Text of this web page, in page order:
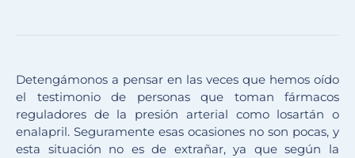
Detengámonos a pensar en las veces que hemos oído
el testimonio de personas que toman fármacos
reguladores de la presión arterial como losartán o
enalapril. Seguramente esas ocasiones no son pocas, y
esta situación no es de extrañar, ya que según la